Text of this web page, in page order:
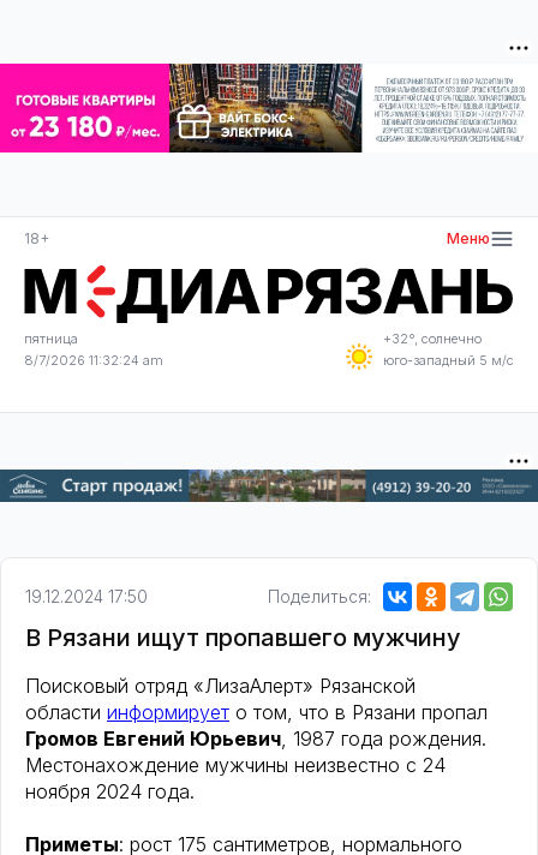
18+ Меню
пятница
8/7/2026 11:32:24 am
+32°, солнечно
юго-западный 5 м/с
19.12.2024 17:50 Поделиться:
В Рязани ищут пропавшего мужчину
Поисковый отряд «ЛизаАлерт» Рязанской
области информирует о том, что в Рязани пропал
Громов Евгений Юрьевич, 1987 года рождения.
Местонахождение мужчины неизвестно с 24
ноября 2024 года.
Приметы: рост 175 сантиметров, нормального